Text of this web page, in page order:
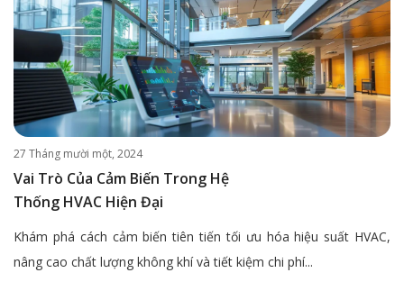
27 Tháng mười một, 2024
Vai Trò Của Cảm Biến Trong Hệ
Thống HVAC Hiện Đại
Khám phá cách cảm biến tiên tiến tối ưu hóa hiệu suất HVAC,
nâng cao chất lượng không khí và tiết kiệm chi phí...